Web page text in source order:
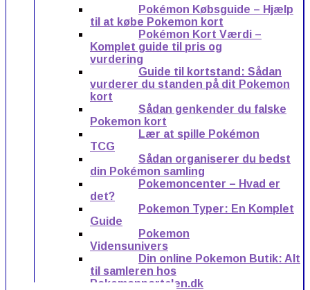
Pokémon Købsguide – Hjælp
til at købe Pokemon kort
Pokémon Kort Værdi –
Komplet guide til pris og
vurdering
Guide til kortstand: Sådan
vurderer du standen på dit Pokemon
kort
Sådan genkender du falske
Pokemon kort
Lær at spille Pokémon
TCG
Sådan organiserer du bedst
din Pokémon samling
Pokemoncenter – Hvad er
det?
Pokemon Typer: En Komplet
Guide
Pokemon
Vidensunivers
Din online Pokemon Butik: Alt
til samleren hos
Pokemonportalen.dk